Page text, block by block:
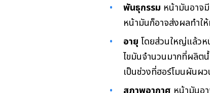
พันธุกรรม หน้ามันอาจ
หน้ามันก็อาจส่งผลทำใ
อายุ โดยส่วนใหญ่แล้วห
ไขมันจำนวนมากที่ผลิต
เป็นช่วงที่ฮอร์โมนผันผ